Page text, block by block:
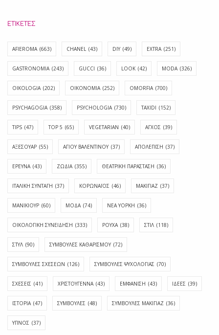
ΕΤΙΚΈΤΕΣ
AFIEROMA (663) CHANEL (43) DIY (49) EXTRA (251)
GASTRONOMIA (243) GUCCI (36) LOOK (42) MODA (326)
OIKOLOGIA (202) OIKONOMIA (252) OMORFIA (700)
PSYCHAGOGIA (358) PSYCHOLOGIA (730) TAXIDI (152)
TIPS (47) TOP 5 (65) VEGETARIAN (40) ΑΓΧΟΣ (39)
ΑΞΕΣΟΥΑΡ (55) ΑΓΊΟΥ ΒΑΛΕΝΤΊΝΟΥ (37) ΑΠΟΛΈΠΙΣΗ (37)
ΕΡΕΥΝΑ (43) ΖΩΔΙΑ (355) ΘΕΑΤΡΙΚΗ ΠΑΡΑΣΤΑΣΗ (36)
ΙΤΑΛΙΚΗ ΣΥΝΤΑΓΗ (37) ΚΟΡΩΝΑΪΟΣ (46) ΜΑΚΙΓΙΑΖ (37)
ΜΑΝΙΚΙΟΥΡ (60) ΜΟΔΑ (74) ΝΕΑ ΥΟΡΚΗ (36)
ΟΙΚΟΛΟΓΙΚΗ ΣΥΝΕΙΔΗΣΗ (333) ΡΟΥΧΑ (38) ΣΤΙΛ (118)
ΣΤΥΛ (90) ΣΥΜΒΟΥΛΕΣ ΚΑΘΑΡΙΣΜΟΥ (72)
ΣΥΜΒΟΥΛΕΣ ΣΧΕΣΕΩΝ (126) ΣΥΜΒΟΥΛΕΣ ΨΥΧΟΛΟΓΙΑΣ (70)
ΣΧΕΣΕΙΣ (41) ΧΡΙΣΤΟΥΓΕΝΝΑ (43) ΕΜΦΆΝΙΣΗ (43) ΙΔΈΕΣ (39)
ΙΣΤΟΡΊΑ (47) ΣΥΜΒΟΥΛΈΣ (48) ΣΥΜΒΟΥΛΈΣ ΜΑΚΙΓΙΆΖ (36)
ΎΠΝΟΣ (37)